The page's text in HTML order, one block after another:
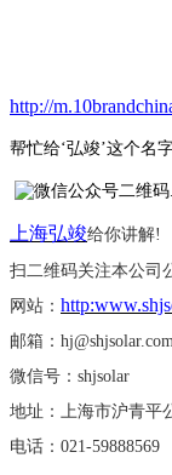
http://
帮忙给‘弘竣’这个名
上海弘竣给你讲解!
扫二维码关注本公司
网站：
邮箱：
微信号： shjsolar
地址：上海市沪青平
电话： 021-59888569